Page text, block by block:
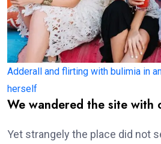
Adderall and flirting with bulimia in
herself
We wandered the site with
Yet strangely the place did not